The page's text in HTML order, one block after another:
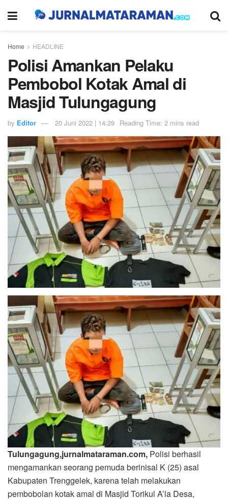
Home HEADLINE
Polisi Amankan Pelaku
Pembobol Kotak Amal di
Masjid Tulungagung
by Editor 20 Juni 2022 | 14:29 Reading Time: 2 mins read
Tulungagung,jurnalmataraman.com, Polisi berhasil
mengamankan seorang pemuda berinisal K (25) asal
Kabupaten Trenggelek, karena telah melakukan
pembobolan kotak amal di Masjid Torikul A’la Desa,